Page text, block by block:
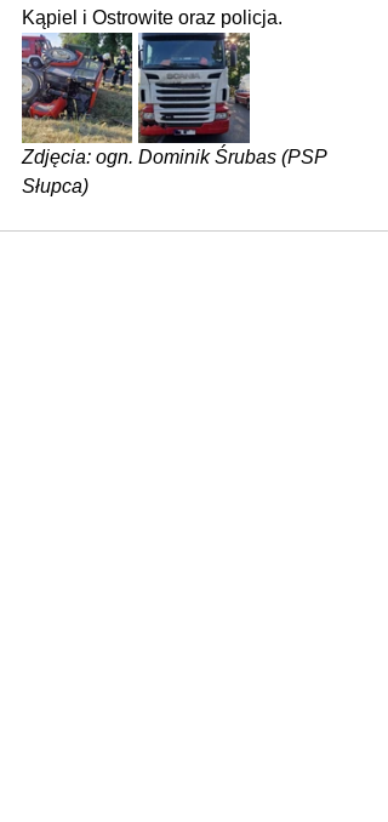
Kąpiel i Ostrowite oraz policja.
Zdjęcia: ogn. Dominik Śrubas (PSP
Słupca)